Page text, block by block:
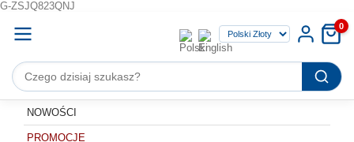
G-ZSJQ823QNJ
0
NOWOŚCI
PROMOCJE